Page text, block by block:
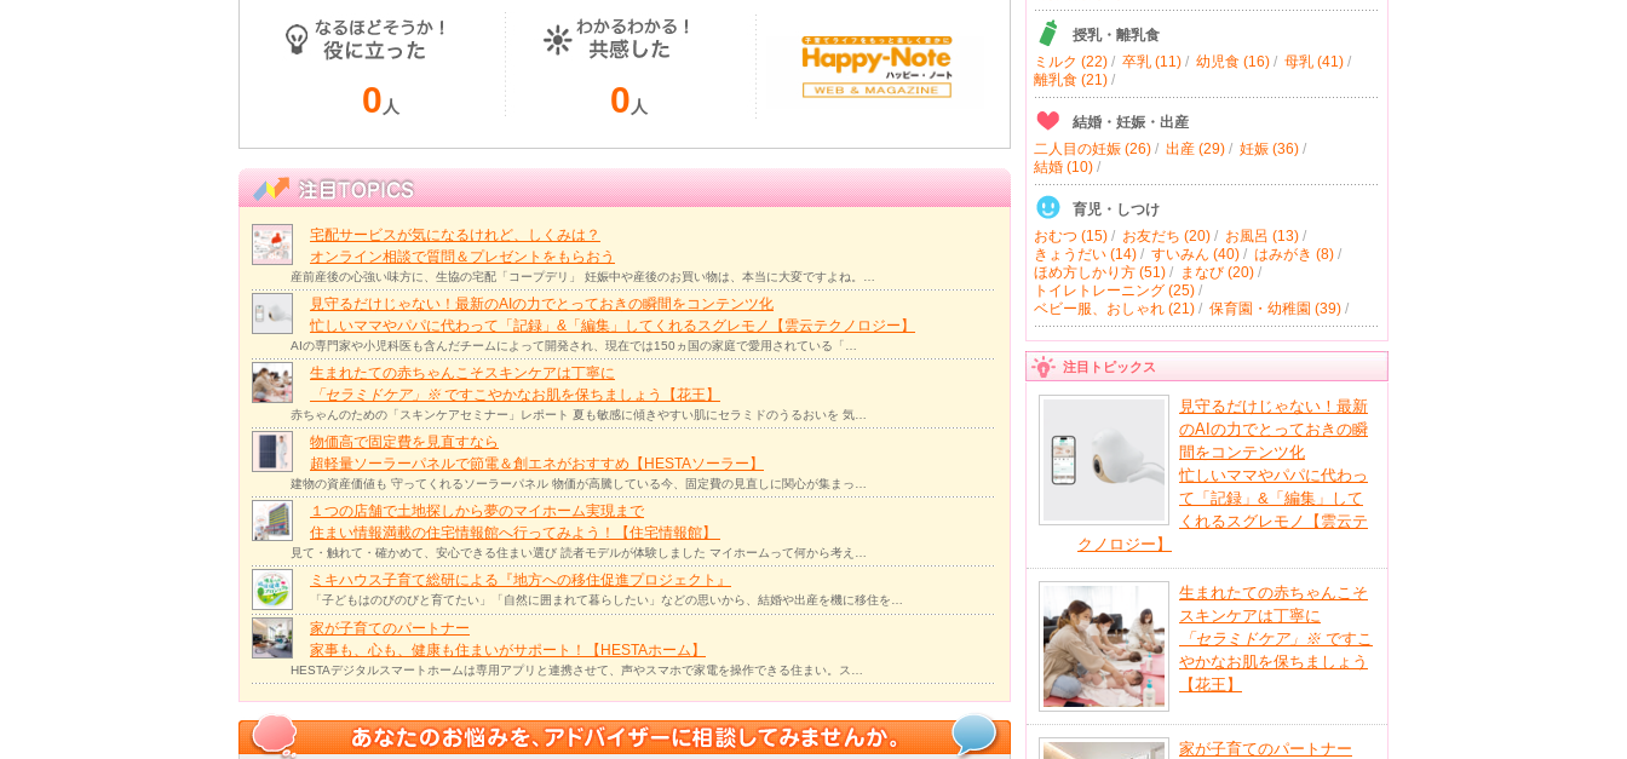
0 人 0 人
宅配サービスが気になるけれど、しくみは？
オンライン相談で質問＆プレゼントをもらおう
産前産後の心強い味方に、生協の宅配「コープデリ」 妊娠中や産後のお買い物は、本当に大変ですよね。…
見守るだけじゃない！最新のAIの力でとっておきの瞬間をコンテンツ化
忙しいママやパパに代わって「記録」&「編集」してくれるスグレモノ【雲云テクノロジー】
AIの専門家や小児科医も含んだチームによって開発され、現在では150ヵ国の家庭で愛用されている「…
生まれたての赤ちゃんこそスキンケアは丁寧に
「セラミドケア」 ※ですこやかなお肌を保ちましょう【花王】
赤ちゃんのための「スキンケアセミナー」レポート 夏も敏感に傾きやすい肌にセラミドのうるおいを 気…
物価高で固定費を見直すなら
超軽量ソーラーパネルで節電＆創エネがおすすめ【HESTAソーラー】
建物の資産価値も 守ってくれるソーラーパネル 物価が高騰している今、固定費の見直しに関心が集まっ…
１つの店舗で土地探しから夢のマイホーム実現まで
住まい情報満載の住宅情報館へ行ってみよう！【住宅情報館】
見て・触れて・確かめて、安心できる住まい選び 読者モデルが体験しました マイホームって何から考え…
ミキハウス子育て総研による『地方への移住促進プロジェクト』
「子どもはのびのびと育てたい」「自然に囲まれて暮らしたい」などの思いから、結婚や出産を機に移住を…
家が子育てのパートナー
家事も、心も、健康も住まいがサポート！【HESTAホーム】
HESTAデジタルスマートホームは専用アプリと連携させて、声やスマホで家電を操作できる住まい。ス…
授乳・離乳食
ミルク (22)/ 卒乳 (11)/ 幼児食 (16)/ 母乳 (41)/
離乳食 (21)/
結婚・妊娠・出産
二人目の妊娠 (26)/ 出産 (29)/ 妊娠 (36)/
結婚 (10)/
育児・しつけ
おむつ (15)/ お友だち (20)/ お風呂 (13)/
きょうだい (14)/ すいみん (40)/ はみがき (8)/
ほめ方しかり方 (51)/ まなび (20)/
トイレトレーニング (25)/
ベビー服、おしゃれ (21)/ 保育園・幼稚園 (39)/
注目トピックス
見守るだけじゃない！最新
のAIの力でとっておきの瞬
間をコンテンツ化
忙しいママやパパに代わっ
て「記録」&「編集」して
くれるスグレモノ【雲云テ
クノロジー】
生まれたての赤ちゃんこそ
スキンケアは丁寧に
「セラミドケア」 ※ ですこ
やかなお肌を保ちましょう
【花王】
家が子育てのパートナー